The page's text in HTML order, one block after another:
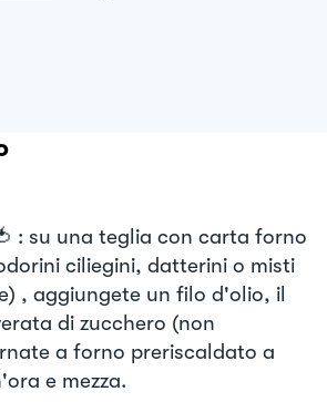
: su una teglia con carta forno
ciliegini, datterini o misti
, aggiungete un filo d'olio, il
di zucchero (non
a forno preriscaldato a
e mezza.